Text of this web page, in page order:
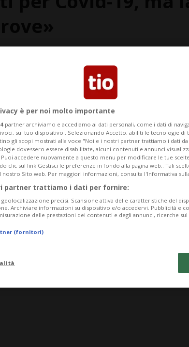
è per noi molto importante
partner archiviamo e accediamo ai dati personali, come i dati di
sul tuo dispositivo . Selezionando Accetto, abiliti le tecnologie di
gli scopi mostrati alla voce "Noi e i nostri partner trattiamo i dati
dovessero essere disabilitate, alcuni contenuti e annunci
Puoi accedere nuovamente a questo menu per modificare le tue
clic sul link Gestisci le preferenze in fondo alla pagina web.. Tali
nostro Sito web. Per maggiori informazioni, consulta l'Informativa
partner trattiamo i dati per fornire:
precisi. Scansione attiva delle caratteristiche del
Archiviare informazioni su dispositivo e/o accedervi. Pubblicità e
delle prestazioni dei contenuti e degli annunci, ricerche
(fornitori)